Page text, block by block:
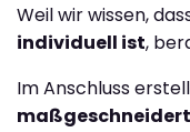
Weil wir wissen,
individuell ist,
Im Anschluss